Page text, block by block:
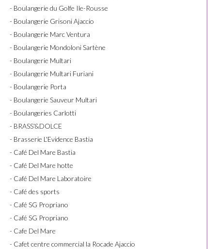
- Boulangerie du Golfe Ile-Rousse
- Boulangerie Grisoni Ajaccio
- Boulangerie Marc Ventura
- Boulangerie Mondoloni Sartène
- Boulangerie Multari
- Boulangerie Multari Furiani
- Boulangerie Porta
- Boulangerie Sauveur Multari
- Boulangeries Carlotti
- BRASS'&DOLCE
- Brasserie L'Evidence Bastia
- Café Del Mare Bastia
- Café Del Mare hotte
- Café Del Mare Laboratoire
- Café des sports
- Café SG Propriano
- Café SG Propriano
- Cafe Del Mare
- Cafet centre commercial la Rocade Ajaccio